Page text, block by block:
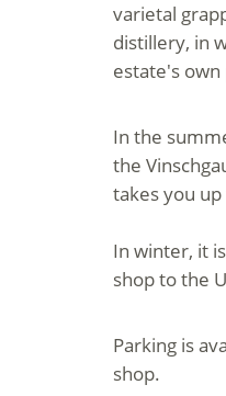
varietal
distillery, in
estate's
In the
the
takes you
In winter, it
shop to the
Parking is
shop.